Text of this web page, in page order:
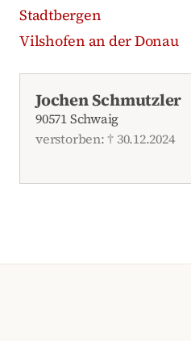
Stadtbergen
Vilshofen an der Donau
Jochen Schmutzler
90571 Schwaig
verstorben: † 30.12.2024